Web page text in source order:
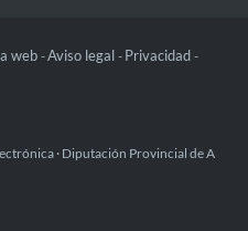
web -Aviso legal - Privacidad -
· Diputación Provincial de A